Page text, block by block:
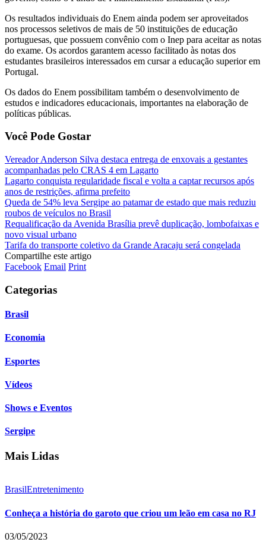
Os resultados individuais do Enem ainda podem ser aproveitados
nos processos seletivos de mais de 50 instituições de educação
portuguesas, que possuem convênio com o Inep para aceitar as notas
do exame. Os acordos garantem acesso facilitado às notas dos
estudantes brasileiros interessados em cursar a educação superior em
Portugal.
Os dados do Enem possibilitam também o desenvolvimento de
estudos e indicadores educacionais, importantes na elaboração de
políticas públicas.
Você Pode Gostar
Vereador Anderson Silva destaca entrega de enxovais a gestantes
acompanhadas pelo CRAS 4 em Lagarto
Lagarto conquista regularidade fiscal e volta a captar recursos após
anos de restrições, afirma prefeito
Queda de 54% leva Sergipe ao patamar de estado que mais reduziu
roubos de veículos no Brasil
Requalificação da Avenida Brasília prevê duplicação, lombofaixas e
novo visual urbano
Tarifa do transporte coletivo da Grande Aracaju será congelada
Compartilhe este artigo
Facebook Email Print
Categorias
Brasil
Economia
Esportes
Vídeos
Shows e Eventos
Sergipe
Mais Lidas
BrasilEntretenimento
Conheça a história do garoto que criou um leão em casa no RJ
03/05/2023